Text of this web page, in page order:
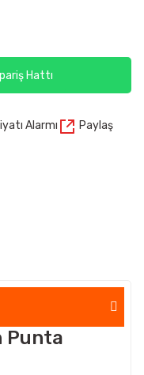
Hattı
Alarmı Paylaş
Punta